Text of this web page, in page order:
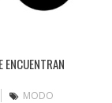
ENCUENTRAN
MODO